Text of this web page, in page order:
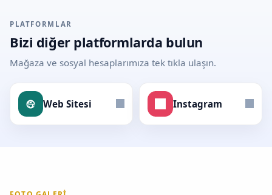
PLATFORMLAR
Bizi diğer platformlarda bulun
Mağaza ve sosyal hesaplarımıza tek tıkla ulaşın.
Web Sitesi Instagram